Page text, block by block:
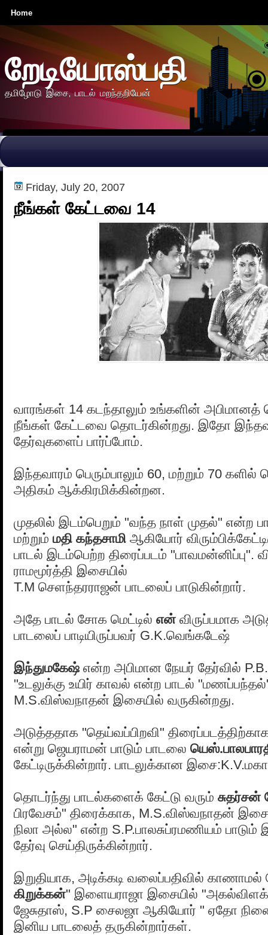
Home
றேடியோஸ்பதி
தமிழோடு இசை, பாடல் மறந்தறியேன்
Friday, July 20, 2007
நீங்கள் கேட்டவை 14
வாரங்கள் 14 கடந்தாலும் உங்களின் அபிமானத்
நீங்கள் கேட்டவை தொடர்கின்றது. இதோ
தேர்வுகளைப் பார்ப்போம்.
இந்தவாரம் பெரும்பாலும் 60, மற்றும் 70
அதிகம் ஆக்கிரமிக்கின்றன.
முதலில் இடம்பெறும் "வந்த நாள் முதல்" என்ற
மற்றும் மதி கந்தசாமி ஆகியோர்
பாடல் இடம்பெற்ற திரைப்படம் "பாவமன்னிப்பு".
ராமமூர்த்தி இசையில்
T.M செளந்தரராஜன் பாடலைப் பாடுகின்றார்.
அதே பாடல் சோக மெட்டில் என் விருப்பமாக
பாடலைப் பாடியிருப்பவர் G.K.வெங்கடேஷ்
இந்துமகேஷ் என்ற அபிமான நேயர் தேர்வில்
"உடலுக்கு உயிர் காவல் என்ற பாடல்
M.S.விஸ்வநாதன் இசையில் வருகின்றது.
அடுத்ததாக "தெய்வப்பிறவி"
என்று ஜெயராமன் பாடும் பாடலை
கேட்டிருக்கின்றார். பாடலுக்கான
தொடர்ந்து பாடல்களைக் கேட்டு வரும்
பிரவேசம்" திரைக்காக, M.S.விஸ்வநாதன்
நிலா அல்ல" என்ற S.P.பாலசுப்ரமணியம்
தேர்வு செய்திருக்கின்றார்.
இறுதியாக, அடிக்கடி வலைப்பதிவில் காணாமல்
கிறுக்கன்" இளையராஜா இசையில்
ஜேசுதாஸ், S.P சைலஜா ஆகியோர் " ஏதோ
இனிய பாடலைத் தருகின்றார்கள்.